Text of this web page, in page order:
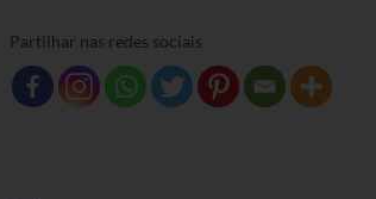
Partilhar nas redes sociais